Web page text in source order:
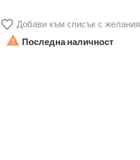
 Добави към списък с желания
 Последна наличност